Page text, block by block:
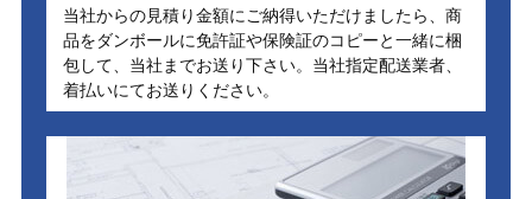
当社からの見積り金額にご納得いただけましたら、商
品をダンボールに免許証や保険証のコピーと一緒に梱
包して、当社までお送り下さい。当社指定配送業者、
着払いにてお送りください。